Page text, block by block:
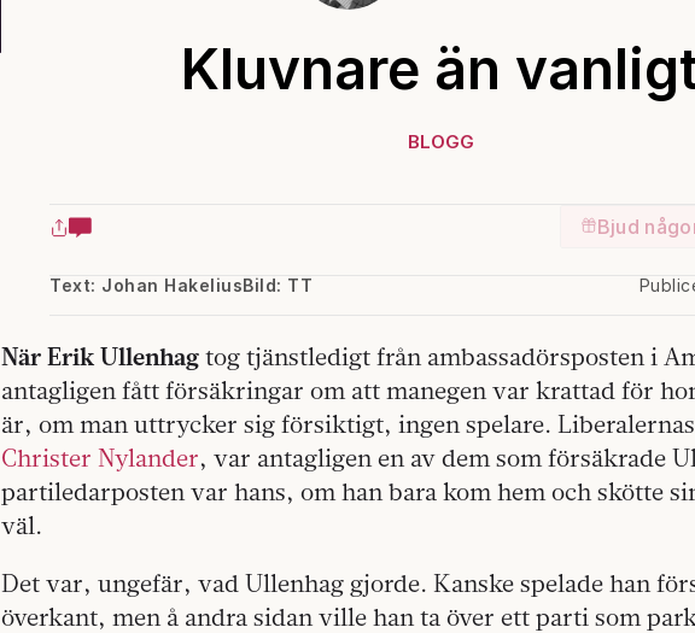
Kluvnare än
BLOGG
Bjud
Text: Johan HakeliusBild: TT
När Erik Ullenhag tog tjänstledigt från ambassadörsposten i
antagligen fått försäkringar om att manegen var krattad för
är, om man uttrycker sig försiktigt, ingen spelare.
Christer Nylander, var antagligen en av dem som försäkrade
partiledarposten var hans, om han bara kom hem och skötte
väl.
Det var, ungefär, vad Ullenhag gjorde. Kanske spelade han
överkant, men å andra sidan ville han ta över ett parti som